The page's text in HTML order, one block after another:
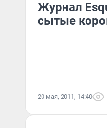
Журнал
сытые
20 мая, 2011, 14:40